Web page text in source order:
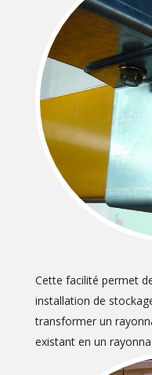
Cette facilité permet
installation de
transformer un
existant en un